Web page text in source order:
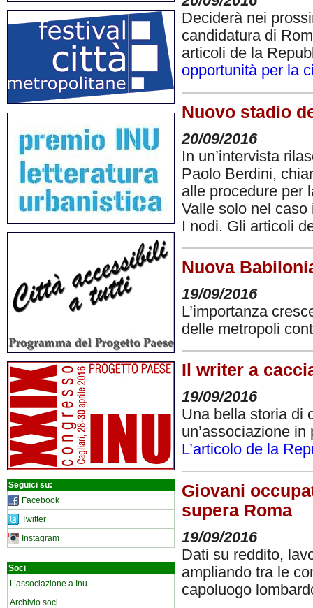
Seguici su:
Facebook
Twitter
Instagram
Soci
L’associazione a Inu
Archivio soci
Deciderà nei
candidatura di
articoli de la
opportunità per la
Nuovo stadio
20/09/2016
In un’intervista
Paolo Berdini,
alle procedure per
Valle solo nel caso
I nodi. Gli articoli
Nuova
19/09/2016
L’importanza
delle metropoli
Il writer a
19/09/2016
Una bella storia di
un’associazione
L’articolo de la
Giovani
supera Roma
19/09/2016
Dati su reddito,
ampliando tra le
capoluogo